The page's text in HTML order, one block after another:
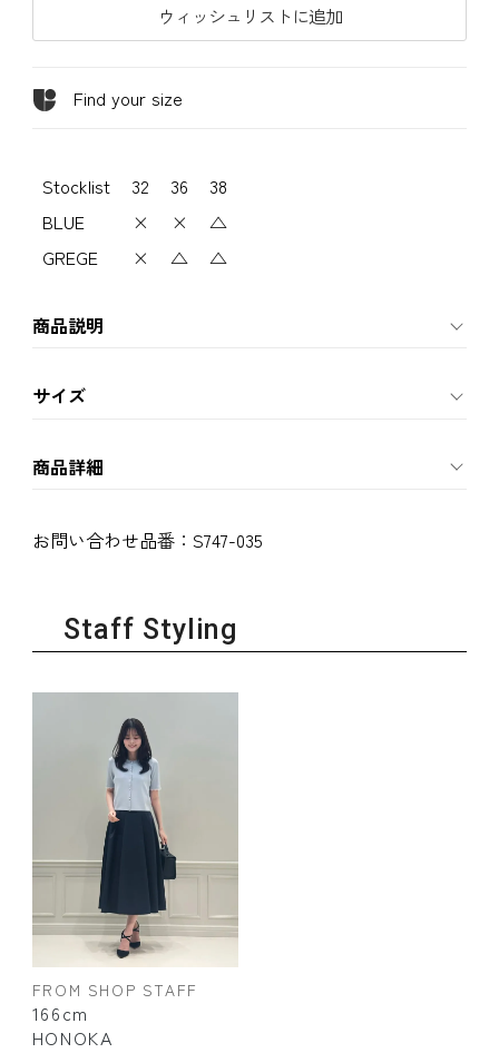
ウィッシュリストに追加
Find your size
Stocklist 32 36
38
BLUE
× ×
△
GREGE
× △ △
商品説明
サイズ
商品詳細
お問い合わせ品番： S747-035
Staff Styling
FROM SHOP STAFF
166cm
HONOKA